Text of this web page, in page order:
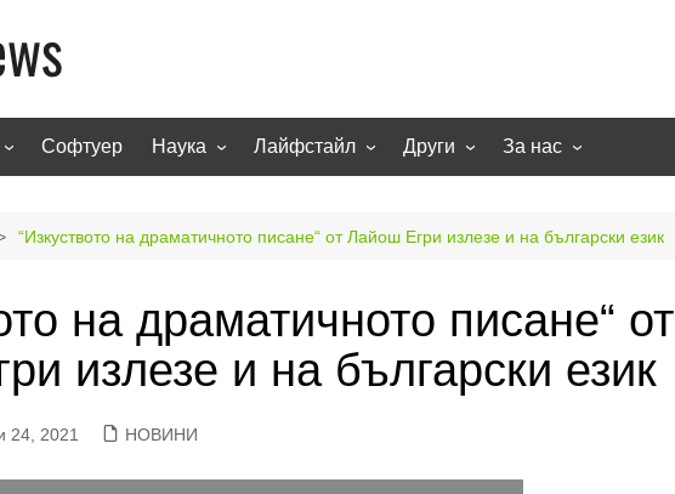
Софтуер Наука
Роботи
Лайфстайл
Игри
Осветление
Отопление/климатизация
Други
СТАТИИ
Помощна информация
UFO
За нас
Контакти
“Изкуството на драматичното писане“ от Лайош Егри излезе и на български език
на драматичното писане“ от
излезе и на български език
24, 2021 НОВИНИ